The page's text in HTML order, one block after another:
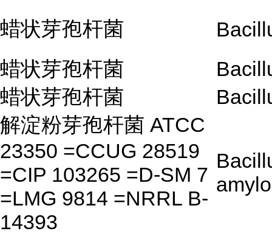
蜡状芽孢杆菌
蜡状芽孢杆菌
蜡状芽孢杆菌
解淀粉芽孢杆菌 ATCC
23350 =CCUG 28519
=CIP 103265 =D-SM 7
=LMG 9814 =NRRL B-
14393